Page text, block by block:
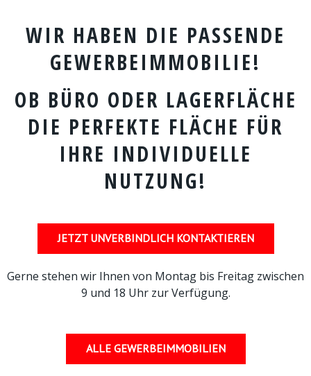
WIR HABEN DIE PASSENDE
GEWERBEIMMOBILIE!
OB BÜRO ODER LAGERFLÄCHE
DIE PERFEKTE FLÄCHE FÜR
IHRE INDIVIDUELLE
NUTZUNG!
JETZT UNVERBINDLICH KONTAKTIEREN
Gerne stehen wir Ihnen von Montag bis Freitag zwischen
9 und 18 Uhr zur Verfügung.
ALLE GEWERBEIMMOBILIEN